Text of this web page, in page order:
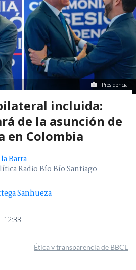
Presidencia
incluida:
de la asunción de
en Colombia
Barra
Radio Bío Bío Santiago
Sanhueza
12:33
Ética y transparencia de BBCL